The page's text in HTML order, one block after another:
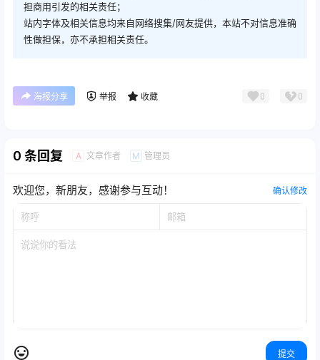
担商用引发的相关责任；
站内字体及相关信息均来自网络搜集/网友提供，本站不对信息准确
性做担保，亦不承担相关责任。
海报分享 举报 收藏 0 0
0 条回复 A 文章作者 M 管理员
欢迎您，新朋友，感谢参与互动！ 确认修改
提交